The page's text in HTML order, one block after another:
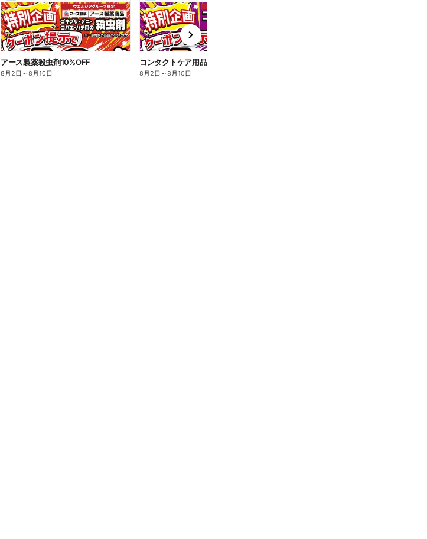
アース製薬殺虫剤10%OFF
8月2日 ～8月10日
コンタクトケア用品10%OFF
8月2日 ～8月10日
n
e
x
t